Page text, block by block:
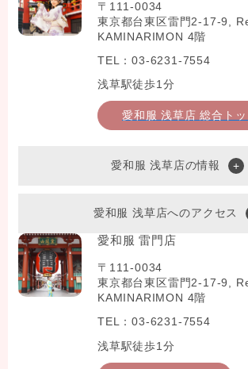
〒111-0034
東京都台東区雷門2-17-9,
KAMINARIMON 4階
TEL：03-6231-7554
浅草駅徒歩1分
愛和服 浅草店 総合ト
愛和服 浅草店の情報
愛和服 浅草店へのアクセス
愛和服 雷門店
〒111-0034
東京都台東区雷門2-17-9,
KAMINARIMON 4階
TEL：03-6231-7554
浅草駅徒歩1分